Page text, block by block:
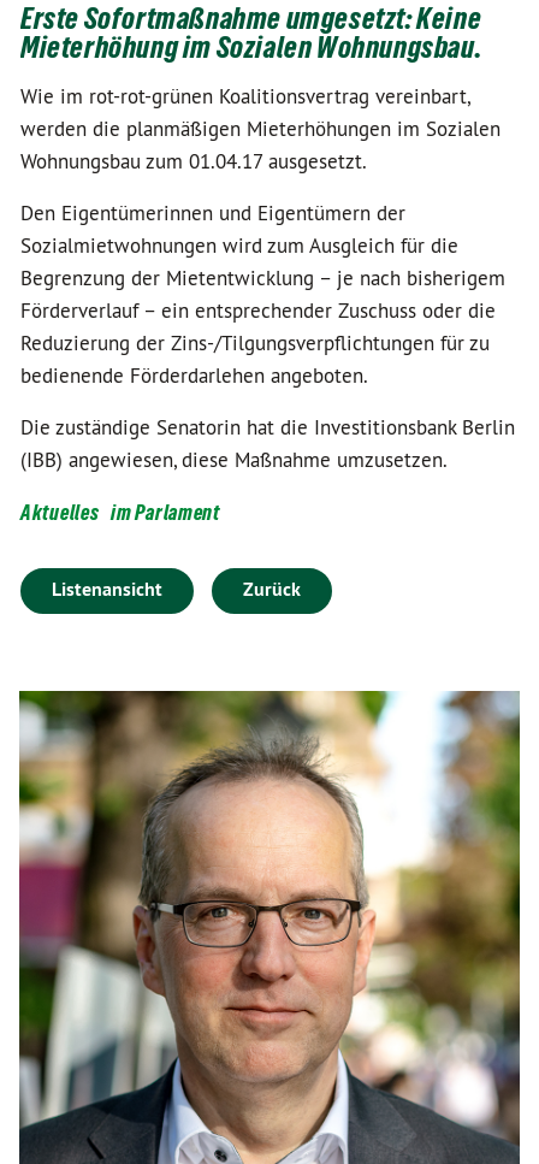
Erste Sofortmaßnahme umgesetzt: Keine
Mieterhöhung im Sozialen Wohnungsbau.
Wie im rot-rot-grünen Koalitionsvertrag vereinbart,
werden die planmäßigen Mieterhöhungen im Sozialen
Wohnungsbau zum 01.04.17 ausgesetzt.
Den Eigentümerinnen und Eigentümern der
Sozialmietwohnungen wird zum Ausgleich für die
Begrenzung der Mietentwicklung – je nach bisherigem
Förderverlauf – ein entsprechender Zuschuss oder die
Reduzierung der Zins-/Tilgungsverpflichtungen für zu
bedienende Förderdarlehen angeboten.
Die zuständige Senatorin hat die Investitionsbank Berlin
(IBB) angewiesen, diese Maßnahme umzusetzen.
Aktuelles im Parlament
Listenansicht Zurück